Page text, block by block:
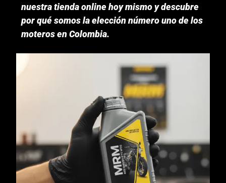
nuestra tienda online hoy mismo y descubre
por qué somos la elección número uno de los
moteros en Colombia.